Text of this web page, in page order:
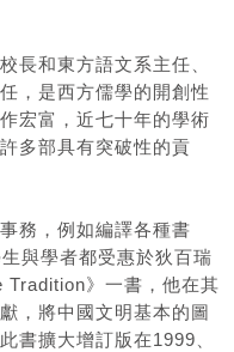
長和東方語文系主任、
，是西方儒學的開創性
宏富，近七十年的學術
多部具有突破性的貢
務，例如編譯各種書
與學者都受惠於狄百瑞
》一書，他在其
，將中國文明基本的圖
書擴大增訂版在1999、